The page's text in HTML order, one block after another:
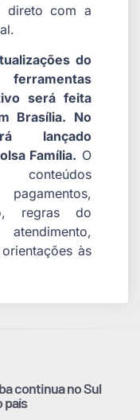
direto com a
do
será feita
Brasília. No
lançado
Família. O
regras do
às
continua no Sul
país